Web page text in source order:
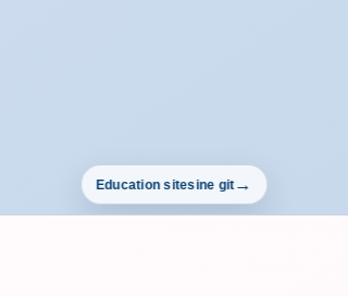
Education sitesine git